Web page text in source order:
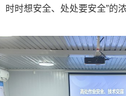
时想安全、处处要安全”的浓